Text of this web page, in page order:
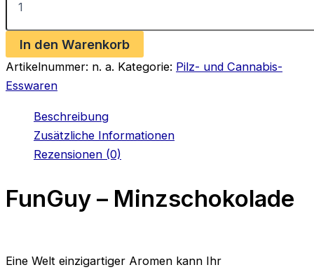
Menge
In den Warenkorb
Artikelnummer: n. a. Kategorie: Pilz- und Cannabis-
Esswaren
Beschreibung
Zusätzliche Informationen
Rezensionen (0)
FunGuy – Minzschokolade
Eine Welt einzigartiger Aromen kann Ihr